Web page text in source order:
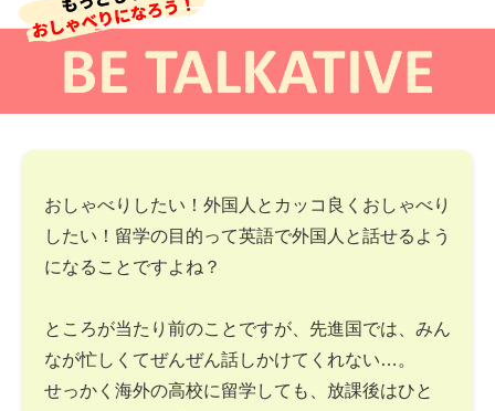
おしゃべりしたい！外国人とカッコ良くおしゃべり
したい！留学の目的って英語で外国人と話せるよう
になることですよね？
ところが当たり前のことですが、先進国では、みん
なが忙しくてぜんぜん話しかけてくれない…。
せっかく海外の高校に留学しても、放課後はひと